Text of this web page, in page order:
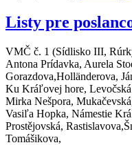
Listy pre
VMČ č. 1 (Sídlisko III,
Antona Prídavka, Aurela
Gorazdova,Holländerova,
Ku Kráľovej hore,
Mirka Nešpora,
Vasiľa Hopka, Námestie
Prostějovská,
Tomášikova,